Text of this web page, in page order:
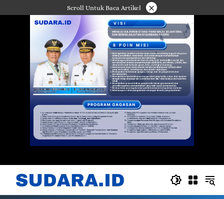
ke
Scroll Untuk Baca Artikel ×